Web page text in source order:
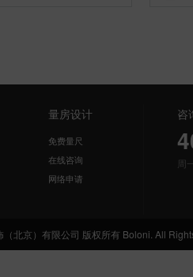
量房设计
免费量尺
在线咨询
网络申请
咨
周
北京）有限公司 版权所有 Boloni. All